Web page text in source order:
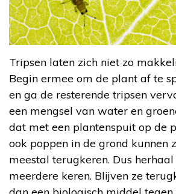
Tripsen laten zich niet zo
Begin ermee om de plant af te
en ga de resterende tripsen
een mengsel van water en
dat met een plantenspuit op de
ook poppen in de grond kunnen
meestal terugkeren. Dus herhaal
meerdere keren. Blijven ze